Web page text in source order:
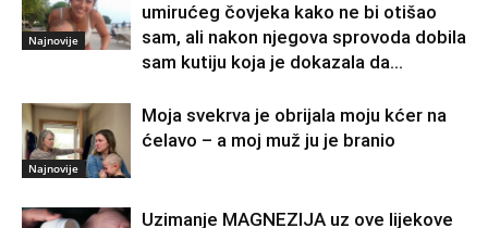
Najnovije
umirućeg čovjeka kako ne bi otišao
sam, ali nakon njegova sprovoda dobila
sam kutiju koja je dokazala da...
Najnovije
Moja svekrva je obrijala moju kćer na
ćelavo – a moj muž ju je branio
Uzimanje MAGNEZIJA uz ove lijekove